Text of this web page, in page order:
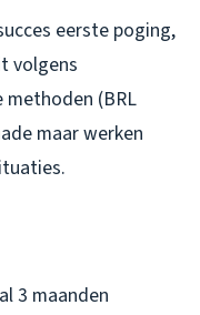
eerste poging,
volgens
methoden (BRL
maar werken
3 maanden